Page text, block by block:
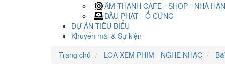
ÂM THANH CAFE - SHOP - NHÀ
ĐẦU PHÁT - Ổ CỨNG
DỰ ÁN TIÊU BIỂU
Khuyến mãi & Sự kiện
Trang chủ
LOA XEM PHIM - NGHE NHẠC